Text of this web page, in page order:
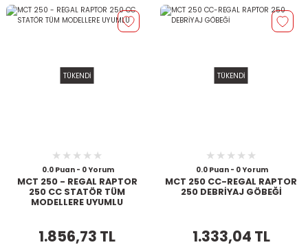
TÜKENDİ
0.0 Puan - 0 Yorum
MCT 250 - REGAL RAPTOR
250 CC STATÖR TÜM
MODELLERE UYUMLU
1.856,73 TL
TÜKENDİ
0.0 Puan - 0 Yorum
MCT 250 CC-REGAL RAPTOR
250 DEBRİYAJ GÖBEĞİ
1.333,04 TL